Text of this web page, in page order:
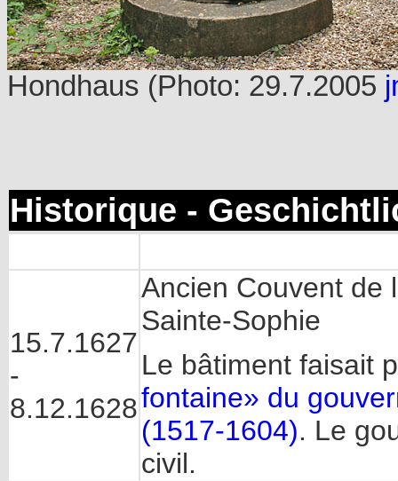
Hondhaus (Photo: 29.7.2005
Historique -
15.7.1627
-
8.12.1628
Ancien Couvent de
Sainte-Sophie
Le bâtiment faisait
fontaine» du
(1517-1604). Le
civil.